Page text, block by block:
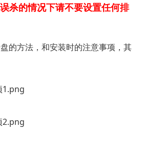
杀的情况下请不要设置任何排
的方法，和安装时的注意事项，其